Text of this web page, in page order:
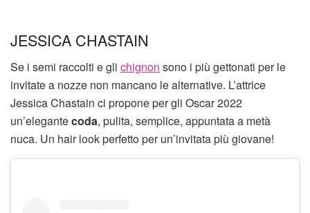
JESSICA CHASTAIN
Se i semi raccolti e gli chignon sono i più gettonati per le
invitate a nozze non mancano le alternative. L’attrice
Jessica Chastain ci propone per gli Oscar 2022
un’elegantecoda, pulita, semplice, appuntata a metà
nuca. Un hair look perfetto per un’invitata più giovane!